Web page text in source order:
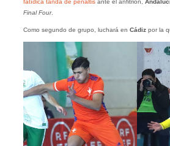
fatídica tanda de penaltisante el anfitrión,
Final Four.
Como segundo de grupo, luchará en Cádizpor la